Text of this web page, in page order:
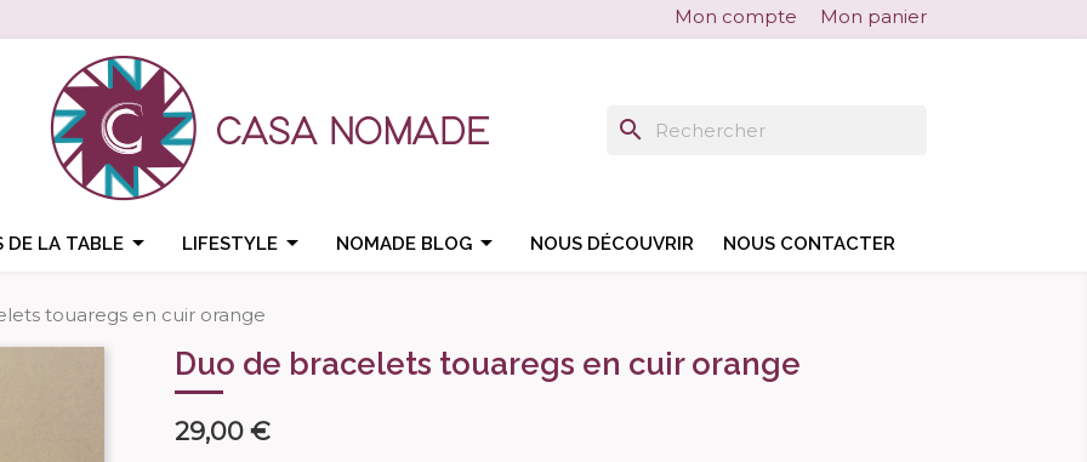
Mon compte Mon panier
search

DE LA TABLE 
LIFESTYLE 
NOMADE BLOG NOUS DÉCOUVRIR NOUS CONTACTER
search
touaregs en cuir orange
Duo de bracelets touaregs en cuir orange
29,00 €